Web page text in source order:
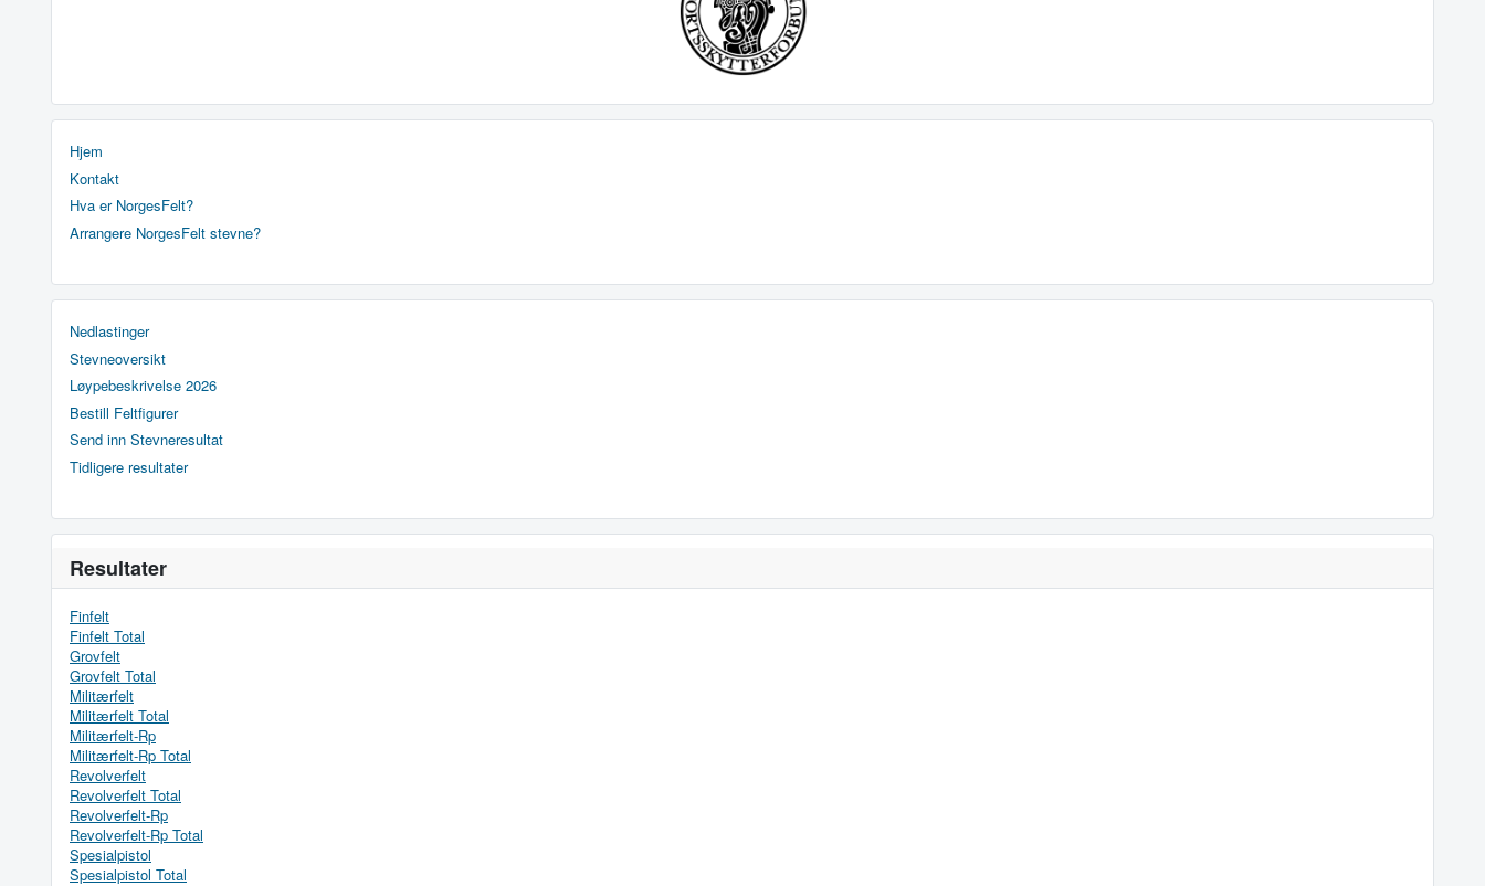
Hjem
Kontakt
Hva er NorgesFelt?
Arrangere NorgesFelt stevne?
Nedlastinger
Stevneoversikt
Løypebeskrivelse 2026
Bestill Feltfigurer
Send inn Stevneresultat
Tidligere resultater
Resultater
Finfelt
Finfelt Total
Grovfelt
Grovfelt Total
Militærfelt
Militærfelt Total
Militærfelt-Rp
Militærfelt-Rp Total
Revolverfelt
Revolverfelt Total
Revolverfelt-Rp
Revolverfelt-Rp Total
Spesialpistol
Spesialpistol Total